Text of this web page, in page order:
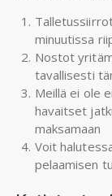
minuutissa
Nostot
tavallisesti
Meillä ei ole
havaitset
maksamaan
Voit
pelaamisen